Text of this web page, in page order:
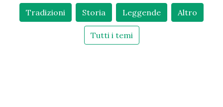
Tradizioni Storia Leggende Altro
Tutti i temi